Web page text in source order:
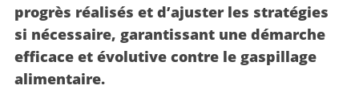
progrès réalisés et d’ajuster les stratégies
si nécessaire, garantissant une démarche
efficace et évolutive contre le gaspillage
alimentaire.